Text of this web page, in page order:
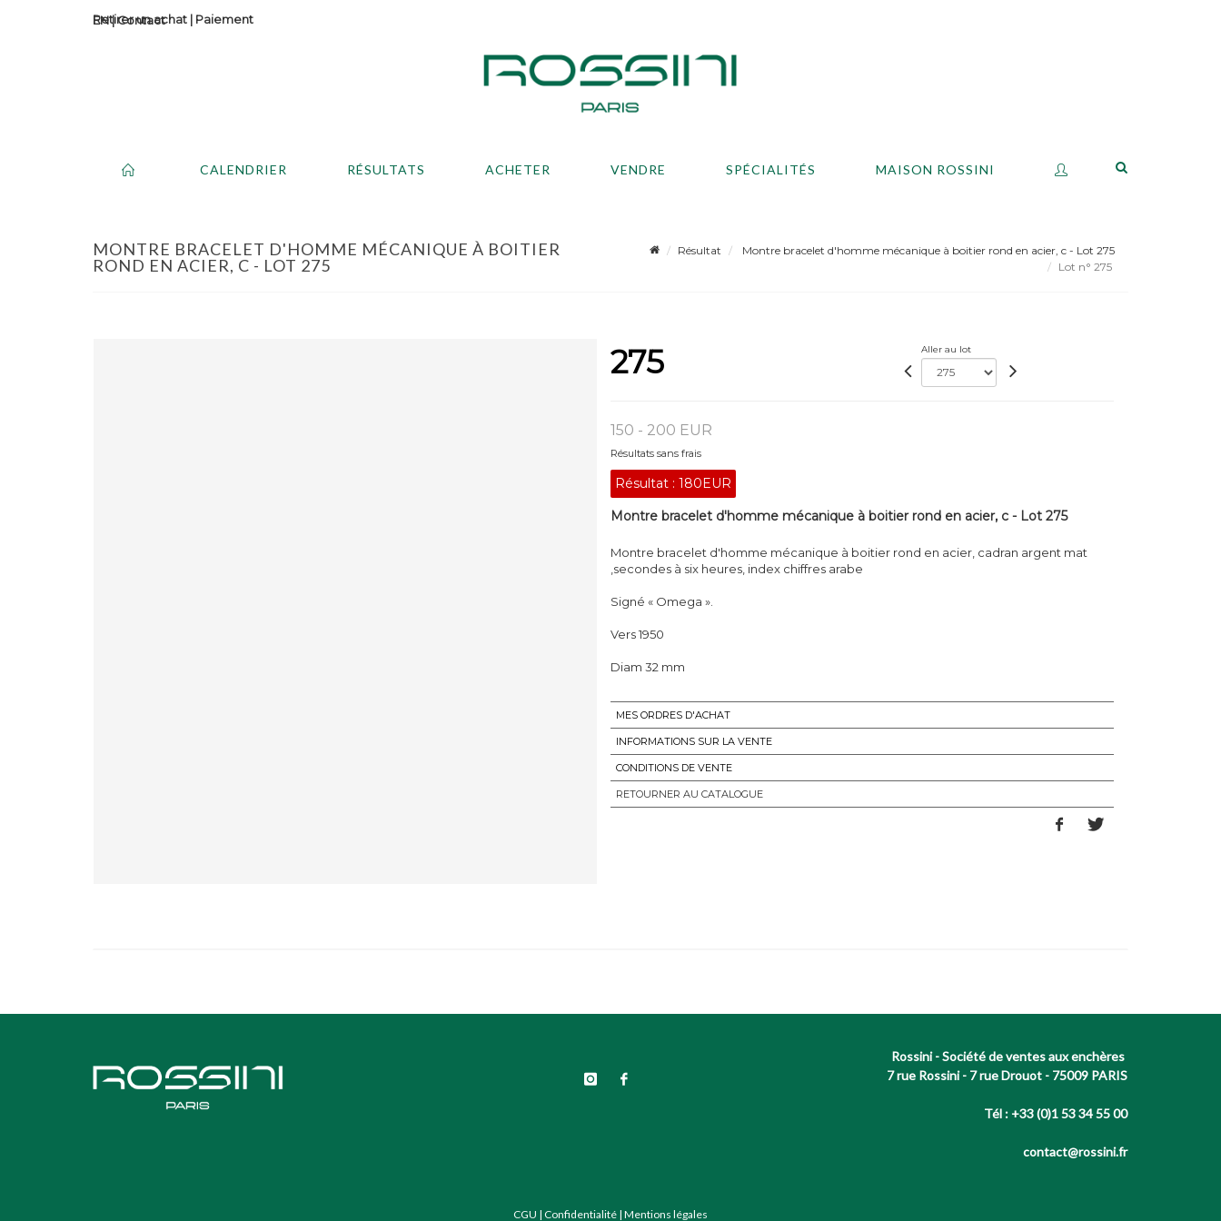
Contact
Retirer un achat | Paiement
CALENDRIER RÉSULTATS ACHETER VENDRE SPÉCIALITÉS MAISON ROSSINI
MONTRE BRACELET D'HOMME MÉCANIQUE À BOITIER
ROND EN ACIER, C - LOT 275
Résultat
Montre bracelet d'homme mécanique à boitier rond en acier, c - Lot 275
Lot n° 275
275 Aller au lot
150 - 200 EUR
Résultats sans frais
Résultat : 180EUR
Montre bracelet d'homme mécanique à boitier rond en acier, c - Lot 275
Montre bracelet d'homme mécanique à boitier rond en acier, cadran argent mat
,secondes à six heures, index chiffres arabe
Signé « Omega ».
Vers 1950
Diam 32 mm
MES ORDRES D'ACHAT
INFORMATIONS SUR LA VENTE
CONDITIONS DE VENTE
RETOURNER AU CATALOGUE
Rossini - Société de ventes aux enchères
7 rue Rossini - 7 rue Drouot - 75009 PARIS
Tél : +33 (0)1 53 34 55 00
contact@rossini.fr
CGU | Confidentialité | Mentions légales